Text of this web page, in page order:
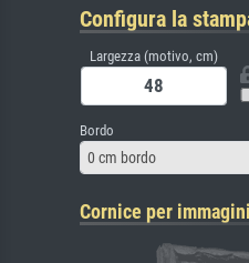
Configura la
Largezza (motivo, cm)
Bordo
0 cm bordo
Cornice per immagini